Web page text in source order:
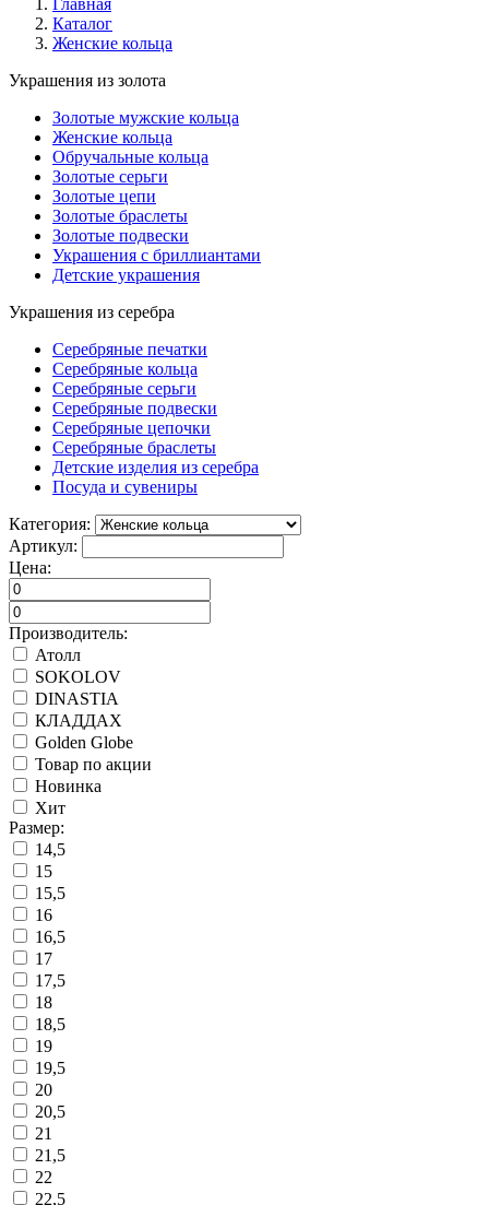
Главная
Каталог
Женские кольца
Украшения из золота
Золотые мужские кольца
Женские кольца
Обручальные кольца
Золотые серьги
Золотые цепи
Золотые браслеты
Золотые подвески
Украшения с бриллиантами
Детские украшения
Украшения из серебра
Серебряные печатки
Серебряные кольца
Серебряные серьги
Серебряные подвески
Серебряные цепочки
Серебряные браслеты
Детские изделия из серебра
Посуда и сувениры
Категория:
Артикул:
Цена:
Производитель:
Атолл
SOKOLOV
DINASTIA
КЛАДДАХ
Golden Globe
Товар по акции
Новинка
Хит
Размер:
14,5
15
15,5
16
16,5
17
17,5
18
18,5
19
19,5
20
20,5
21
21,5
22
22,5